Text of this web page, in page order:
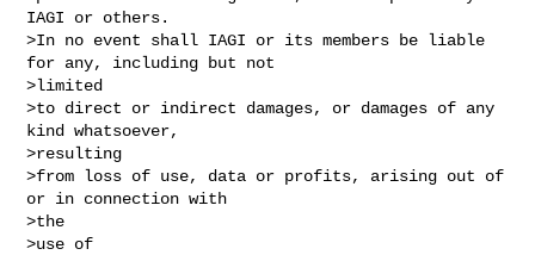
IAGI or others.
>In no event shall IAGI or its members be liable
for any, including but not
>limited
>to direct or indirect damages, or damages of any
kind whatsoever,
>resulting
>from loss of use, data or profits, arising out of
or in connection with
>the
>use of